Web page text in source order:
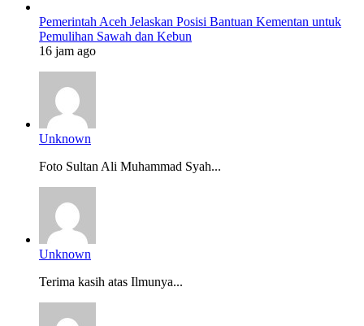
Pemerintah Aceh Jelaskan Posisi Bantuan Kementan untuk
Pemulihan Sawah dan Kebun
16 jam ago
Unknown
Foto Sultan Ali Muhammad Syah...
Unknown
Terima kasih atas Ilmunya...